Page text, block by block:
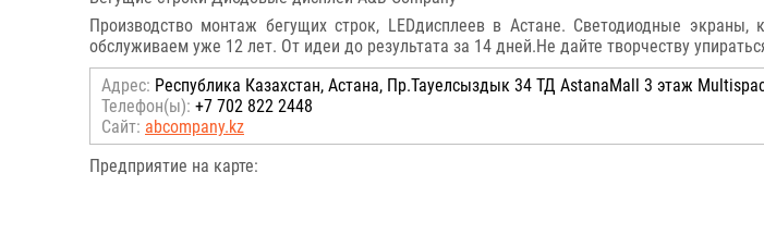
Производство монтаж бегущих строк, LEDдисплеев в Астане. Светодиодные
обслуживаем уже 12 лет. От идеи до результата за 14 дней.Не дайте творчеству
Адрес: Республика Казахстан, Астана, Пр.Тауелсыздык 34 ТД AstanaMall 3 этаж
Телефон(ы): +7 702 822 2448
Сайт: abcompany.kz
Предприятие на карте: